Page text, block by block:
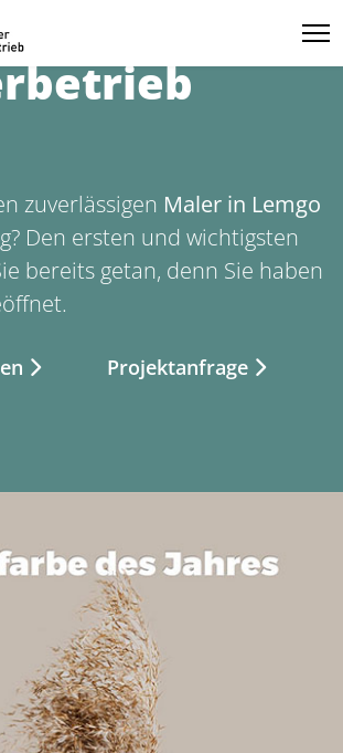
zuverlässigen Maler in Lemgo
Den ersten und wichtigsten
bereits getan, denn Sie haben
Projektanfrage